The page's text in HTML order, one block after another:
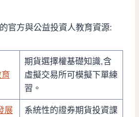
官方與公益投資人教育資源:
期貨選擇權基礎知識,含
虛擬交易所可模擬下單練
習。
展
系統性的證券期貨投資課